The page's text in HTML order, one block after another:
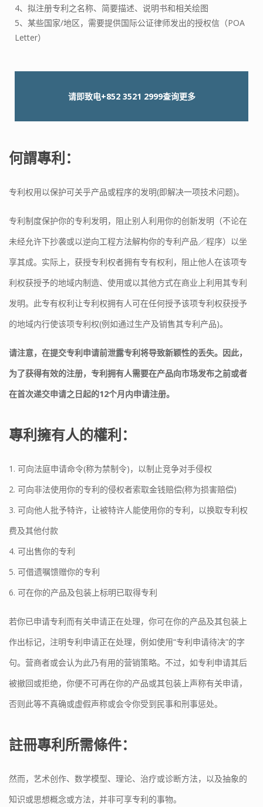
4、拟注册专利之名称、简要描述、说明书和相关绘图
5、某些国家/地区，需要提供国际公证律师发出的授权信（POA
Letter）
请即致电+852 3521 2999查询更多
何謂專利：
专利权用以保护可关乎产品或程序的发明(即解决一项技术问题)。
专利制度保护你的专利发明，阻止别人利用你的创新发明（不论在
未经允许下抄袭或以逆向工程方法解构你的专利产品／程序）以坐
享其成。实际上，获授专利权者拥有专有权利，阻止他人在该项专
利权获授予的地域内制造、使用或以其他方式在商业上利用其专利
发明。此专有权利让专利权拥有人可在任何授予该项专利权获授予
的地域内行使该项专利权(例如通过生产及销售其专利产品)。
请注意，在提交专利申请前泄露专利将导致新颖性的丢失。因此，
为了获得有效的注册，专利拥有人需要在产品向市场发布之前或者
在首次递交申请之日起的12个月内申请注册。
專利擁有人的權利：
1. 可向法庭申请命令(称为禁制令)，以制止竞争对手侵权
2. 可向非法使用你的专利的侵权者索取金钱赔偿(称为损害赔偿)
3. 可向他人批予特许，让被特许人能使用你的专利，以换取专利权
费及其他付款
4. 可出售你的专利
5. 可借遗嘱馈赠你的专利
6. 可在你的产品及包装上标明已取得专利
若你已申请专利而有关申请正在处理，你可在你的产品及其包装上
作出标记，注明专利申请正在处理，例如使用“专利申请待决”的字
句。营商者或会认为此乃有用的营销策略。不过，如专利申请其后
被撤回或拒绝，你便不可再在你的产品或其包装上声称有关申请，
否则此等不真确或虚假声称或会令你受到民事和刑事惩处。
註冊專利所需條件：
然而，艺术创作、数学模型、理论、治疗或诊断方法，以及抽象的
知识或思想概念或方法，并非可享专利的事物。